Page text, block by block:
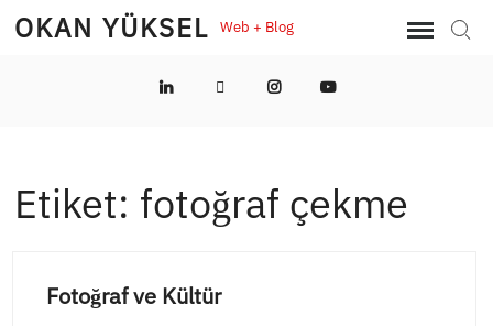
SkipOKAN YÜKSEL Web + Blog
LinkedInTwitterInstagramYouTube
Etiket: fotoğraf çekme
Fotoğraf ve Kültür